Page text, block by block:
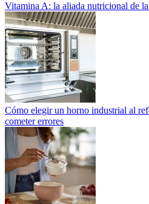
Vitamina A: la aliada nutricional de
Cómo elegir un horno industrial al
cometer errores